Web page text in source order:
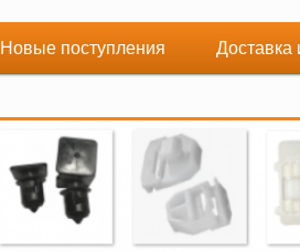
Новые поступления Доставка